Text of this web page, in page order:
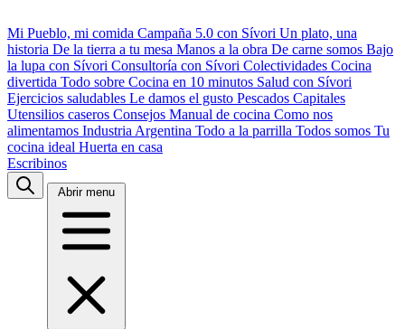
Mi Pueblo, mi comida Campaña 5.0 con Sívori Un plato, una
historia De la tierra a tu mesa Manos a la obra De carne somos Bajo
la lupa con Sívori Consultoría con Sívori Colectividades Cocina
divertida Todo sobre Cocina en 10 minutos Salud con Sívori
Ejercicios saludables Le damos el gusto Pescados Capitales
Utensilios caseros Consejos Manual de cocina Como nos
alimentamos Industria Argentina Todo a la parrilla Todos somos Tu
cocina ideal Huerta en casa
Escribinos
Abrir menu